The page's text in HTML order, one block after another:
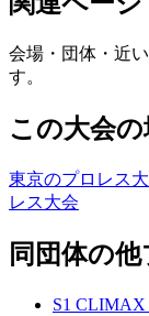
会場・団体・近
す。
この大会
東京のプロレス
レス大会
同団体の
S1 CLIMAX